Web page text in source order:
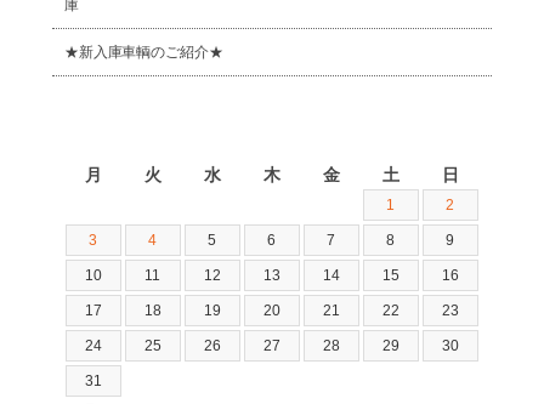
庫
★新入庫車輌のご紹介★
月 火 水 木 金 土 日
1 2
3 4 5 6 7 8 9
10 11 12 13 14 15 16
17 18 19 20 21 22 23
24 25 26 27 28 29 30
31